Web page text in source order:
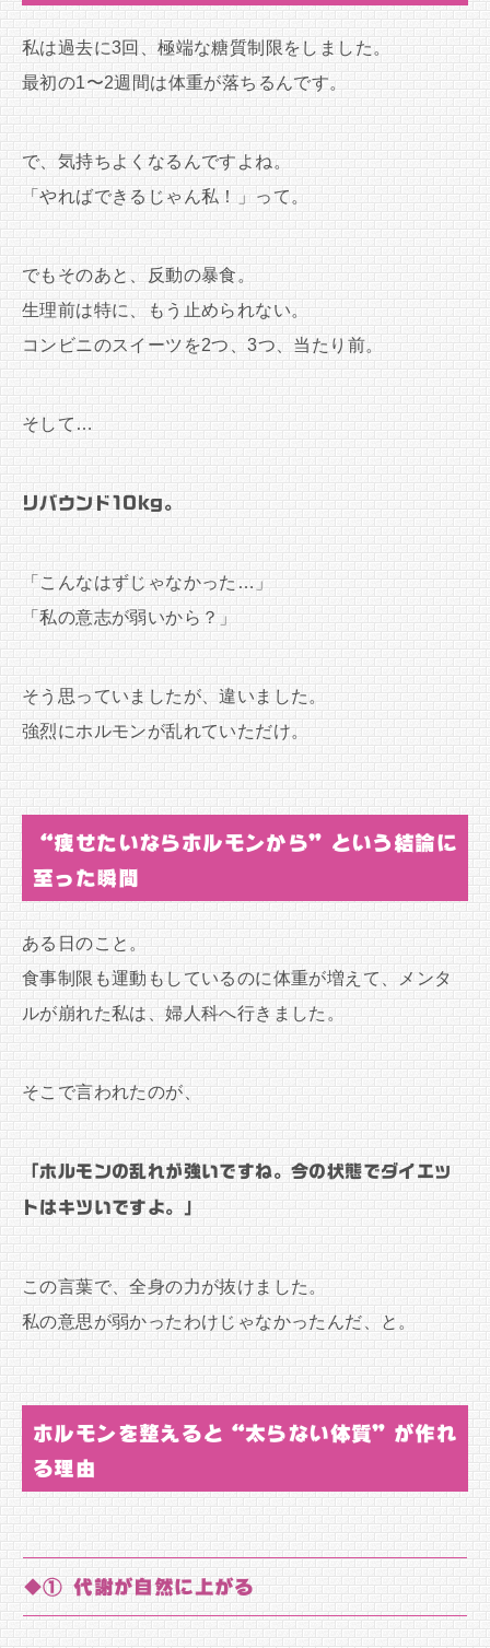
私は過去に3回、極端な糖質制限をしました。
最初の1〜2週間は体重が落ちるんです。
で、気持ちよくなるんですよね。
「やればできるじゃん私！」って。
でもそのあと、反動の暴食。
生理前は特に、もう止められない。
コンビニのスイーツを2つ、3つ、当たり前。
そして…
リバウンド10kg。
「こんなはずじゃなかった…」
「私の意志が弱いから？」
そう思っていましたが、違いました。
強烈にホルモンが乱れていただけ。
“痩せたいならホルモンから”という結論に
至った瞬間
ある日のこと。
食事制限も運動もしているのに体重が増えて、メンタ
ルが崩れた私は、婦人科へ行きました。
そこで言われたのが、
「ホルモンの乱れが強いですね。今の状態でダイエッ
トはキツいですよ。」
この言葉で、全身の力が抜けました。
私の意思が弱かったわけじゃなかったんだ、と。
ホルモンを整えると“太らない体質”が作れ
る理由
◆① 代謝が自然に上がる